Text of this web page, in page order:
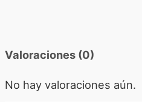
Valoraciones (0)
No hay valoraciones aún.